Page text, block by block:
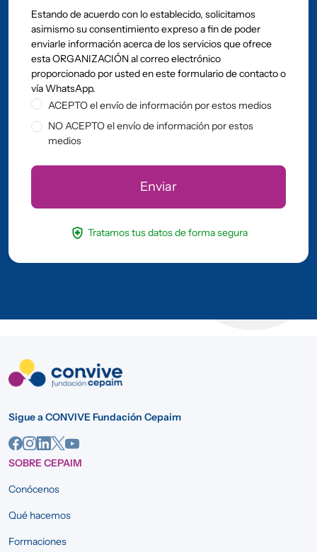
Estando de acuerdo con lo establecido, solicitamos
asimismo su consentimiento expreso a fin de poder
enviarle información acerca de los servicios que ofrece
esta ORGANIZACIÓN al correo electrónico
proporcionado por usted en este formulario de contacto o
vía WhatsApp.
ACEPTO el envío de información por estos medios
NO ACEPTO el envío de información por estos
medios
health_and_safety Tratamos tus datos de forma segura
Sigue a CONVIVE Fundación Cepaim
SOBRE CEPAIM
Conócenos
Qué hacemos
Formaciones